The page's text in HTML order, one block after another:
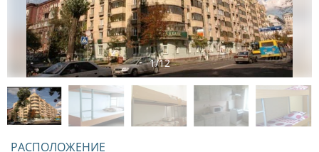
1/12
РАСПОЛОЖЕНИЕ